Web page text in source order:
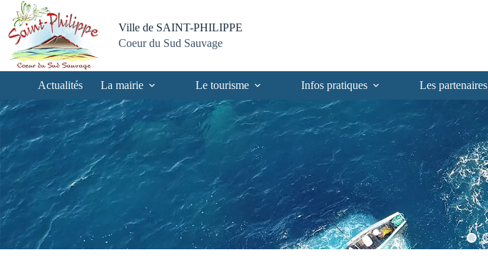
Passer
contenu
Passer
menu
Aller
recherche
Aller
pied
page
Ville de SAINT-PHILIPPE
Coeur du Sud Sauvage
Actualités La mairie Le tourisme Infos pratiques Les partenaires